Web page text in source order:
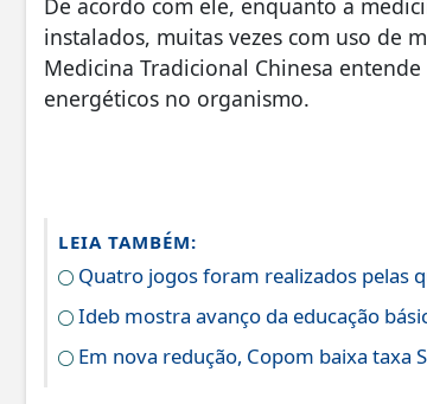
De acordo com ele, enquanto a
instalados, muitas vezes com uso de
Medicina Tradicional Chinesa
energéticos no organismo.
LEIA TAMBÉM:
Quatro jogos foram realizados pelas
Ideb mostra avanço da educação
Em nova redução, Copom baixa taxa